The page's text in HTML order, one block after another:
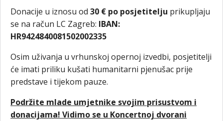
Donacije u iznosu od 30 € po posjetitelju prikupljaju
se na račun LC Zagreb: IBAN:
HR9424840081502002335
Osim uživanja u vrhunskoj opernoj izvedbi, posjetitelji
će imati priliku kušati humanitarni pjenušac prije
predstave i tijekom pauze.
Podržite mlade umjetnike svojim prisustvom i
donacijama! Vidimo se u Koncertnoj dvorani